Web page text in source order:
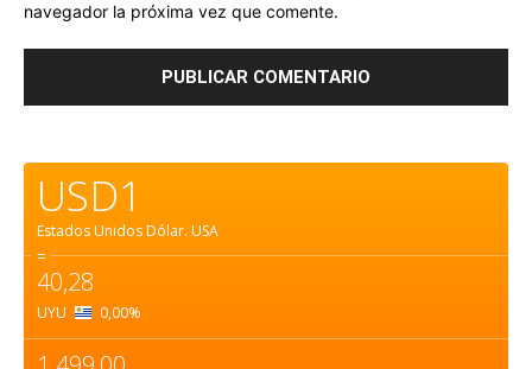
navegador la próxima vez que comente.
USD1
Estados Unidos Dólar. USA
=
40,28
UYU 0,00%